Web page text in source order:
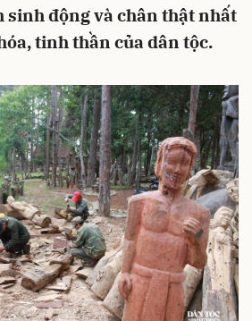
sinh động và chân thật nhất
tinh thần của dân tộc.